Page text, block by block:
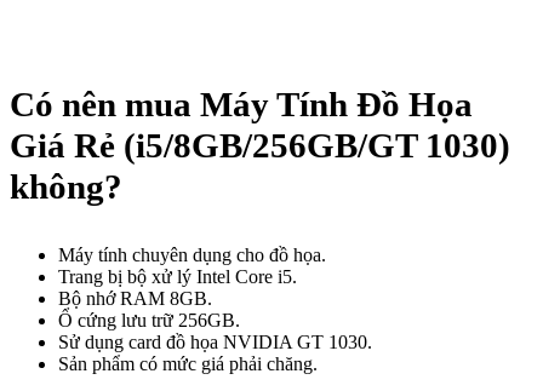
Có nên mua Máy Tính Đồ Họa
Giá Rẻ (i5/8GB/256GB/GT 1030)
không?
Máy tính chuyên dụng cho đồ họa.
Trang bị bộ xử lý Intel Core i5.
Bộ nhớ RAM 8GB.
Ổ cứng lưu trữ 256GB.
Sử dụng card đồ họa NVIDIA GT 1030.
Sản phẩm có mức giá phải chăng.